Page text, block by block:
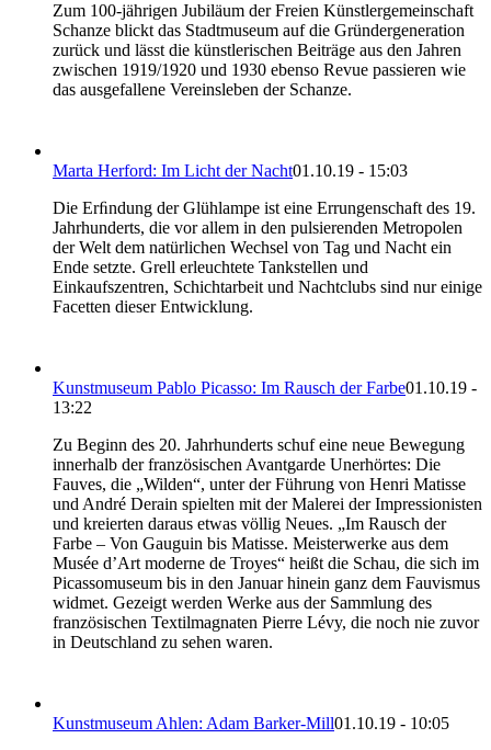
Zum 100-jährigen Jubiläum der Freien Künstlergemeinschaft
Schanze blickt das Stadtmuseum auf die Gründergeneration
zurück und lässt die künstlerischen Beiträge aus den Jahren
zwischen 1919/1920 und 1930 ebenso Revue passieren wie
das ausgefallene Vereinsleben der Schanze.
Marta Herford: Im Licht der Nacht01.10.19 - 15:03
Die Erﬁndung der Glühlampe ist eine Errungenschaft des 19.
Jahrhunderts, die vor allem in den pulsierenden Metropolen
der Welt dem natürlichen Wechsel von Tag und Nacht ein
Ende setzte. Grell erleuchtete Tankstellen und
Einkaufszentren, Schichtarbeit und Nachtclubs sind nur einige
Facetten dieser Entwicklung.
Kunstmuseum Pablo Picasso: Im Rausch der Farbe01.10.19 -
13:22
Zu Beginn des 20. Jahrhunderts schuf eine neue Bewegung
innerhalb der französischen Avantgarde Unerhörtes: Die
Fauves, die „Wilden“, unter der Führung von Henri Matisse
und André Derain spielten mit der Malerei der Impressionisten
und kreierten daraus etwas völlig Neues. „Im Rausch der
Farbe – Von Gauguin bis Matisse. Meisterwerke aus dem
Musée d’Art moderne de Troyes“ heißt die Schau, die sich im
Picassomuseum bis in den Januar hinein ganz dem Fauvismus
widmet. Gezeigt werden Werke aus der Sammlung des
französischen Textilmagnaten Pierre Lévy, die noch nie zuvor
in Deutschland zu sehen waren.
Kunstmuseum Ahlen: Adam Barker-Mill01.10.19 - 10:05